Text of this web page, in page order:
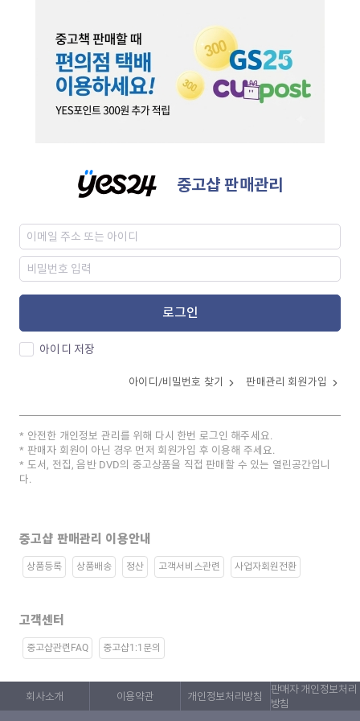
중고샵 판매관리
로그인
아이디 저장
아이디/비밀번호 찾기 판매관리 회원가입
안전한 개인정보 관리를 위해 다시 한번 로그인 해주세요.
판매자 회원이 아닌 경우 먼저 회원가입 후 이용해 주세요.
도서, 전집, 음반 DVD의 중고상품을 직접 판매할 수 있는 열린공간입니
다.
중고샵 판매관리 이용안내
상품등록 상품배송 정산 고객서비스관련 사업자회원전환
고객센터
중고샵관련FAQ 중고샵1:1문의
회사소개 이용약관 개인정보처리방침
판매자 개인정보처리
방침